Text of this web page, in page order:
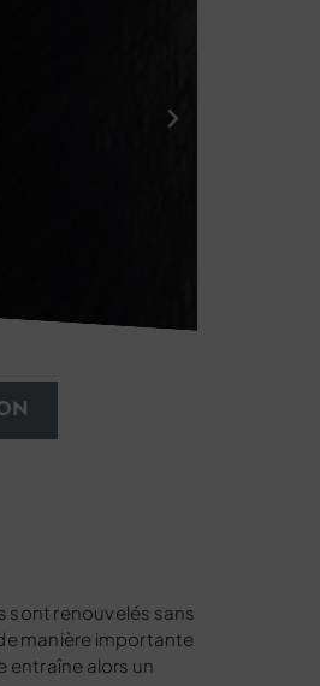
sont renouvelés sans
manière importante
entraîne alors un